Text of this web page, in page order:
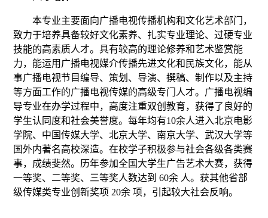
本专业主要面向广播电视传播机构和文化艺术部门，
致力于培养具备较好文化素养、扎实专业理论、过硬专业
技能的高素质人才。具有较高的理论修养和艺术鉴赏能
力，能运用广播电视媒介传播先进文化和民族文化，能从
事广播电视节目编导、策划、导演、撰稿、制作以及主持
等方面工作的广播电视传媒的高级专门人才。广播电视编
导专业在办学过程中，高度注重双创教育，获得了良好的
学生认同度和社会美誉度。每年均有10余人进入北京电影
学院、 中国传媒大学、北京大学、南京大学、武汉大学等
国外内著名高校深造。在校学子积极参与社会各级各类赛
事，成绩斐然。历年参加全国大学生广告艺术大赛，获得
一等奖、二等奖、三等奖人数达到 60余 人。获其他省部
级传媒类专业创新奖项 20余 项，引起较大社会反响。